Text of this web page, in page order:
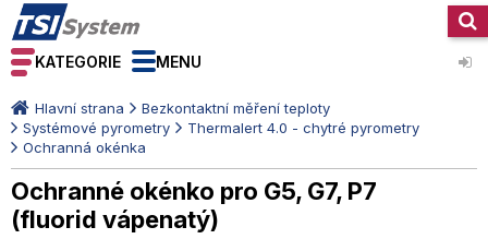
KATEGORIE MENU
Hlavní strana
Bezkontaktní měření teploty
Systémové pyrometry
Thermalert 4.0 - chytré pyrometry
Ochranná okénka
Ochranné okénko pro G5, G7, P7
(fluorid vápenatý)